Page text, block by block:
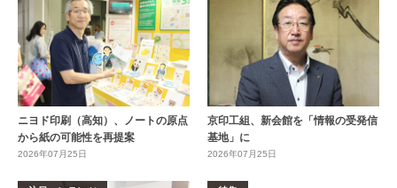
ニヨド印刷（高知）、ノートの原点
から紙の可能性を再提案
2026年07月25日
京印工組、新会館を「情報の受発信
基地」に
2026年07月25日